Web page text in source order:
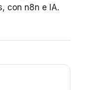
con n8n e IA.